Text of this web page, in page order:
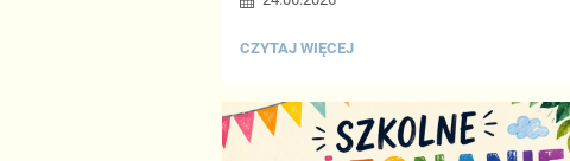
MAMY
CZYTAJ WIĘCEJ